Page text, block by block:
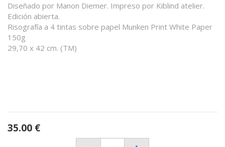
Diseñado por Manon Diemer. Impreso por Kiblind atelier.
Edición abierta.
Risografía a 4 tintas sobre papel Munken Print White Paper
150g
29,70 x 42 cm. (TM)
35.00 €